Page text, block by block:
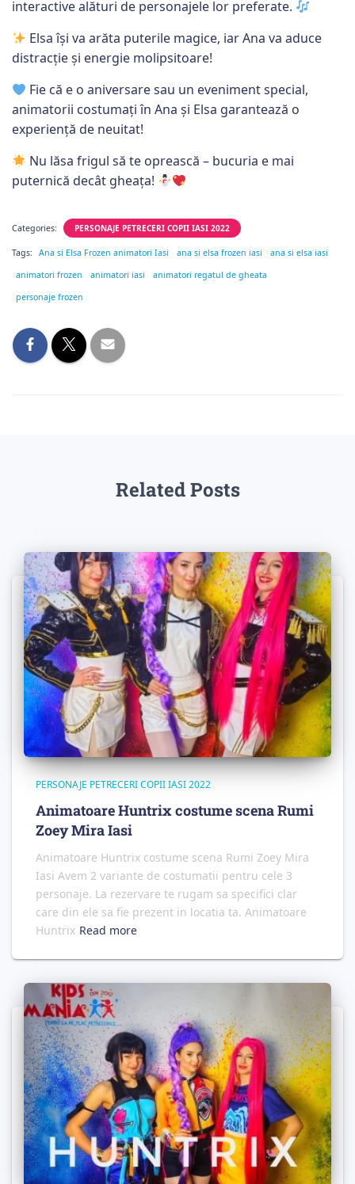
interactive alături de personajele lor preferate.
Elsa își va arăta puterile magice, iar Ana va aduce
distracție și energie molipsitoare!
Fie că e o aniversare sau un eveniment special,
animatorii costumați în Ana și Elsa garantează o
experiență de neuitat!
Nu lăsa frigul să te oprească – bucuria e mai
puternică decât gheața!
Categories: PERSONAJE PETRECERI COPII IASI 2022
Tags: Ana si Elsa Frozen animatori Iasi ana si elsa frozen iasi
ana si elsa iasi
animatori frozen
animatori iasi
animatori regatul de gheata
personaje frozen
Related Posts
PERSONAJE PETRECERI COPII IASI 2022
Animatoare Huntrix costume scena Rumi
Zoey Mira Iasi
Animatoare Huntrix costume scena Rumi Zoey Mira
Iasi Avem 2 variante de costumatii pentru cele 3
personaje. La rezervare te rugam sa specifici clar
care din ele sa fie prezent in locatia ta. Animatoare
Huntrix Read more